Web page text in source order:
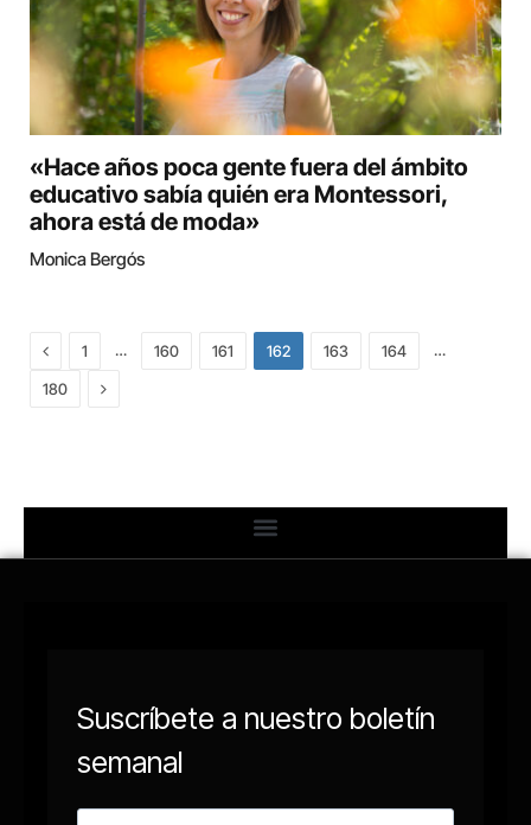
«Hace años poca gente fuera del ámbito
educativo sabía quién era Montessori,
ahora está de moda»
Monica Bergós
Previous
1 … 160 161 162 163 164 …
180 Next